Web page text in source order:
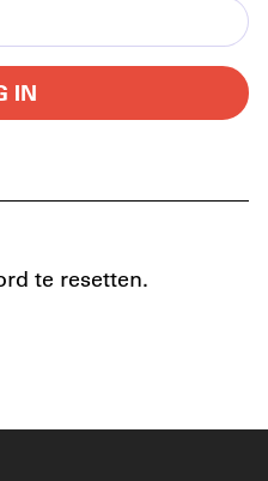
IN
te resetten.